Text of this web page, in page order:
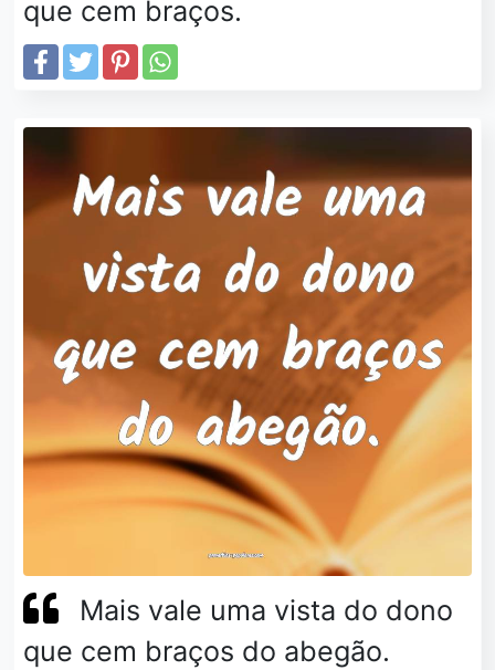
que cem braços.
Mais vale uma vista do dono
que cem braços do abegão.